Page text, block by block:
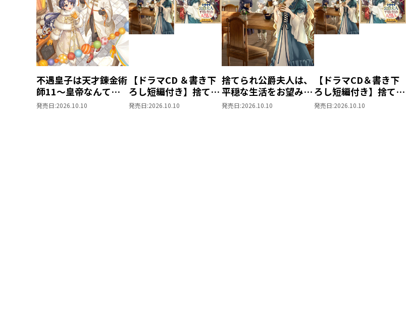
不遇皇子は天才錬金術
師11～皇帝なんて柄
じゃないので弟妹を可
発売日:2026.10.10
【ドラマCD ＆書き下
ろし短編付き】捨てら
れ公爵夫人は、平穏な
発売日:2026.10.10
捨てられ公爵夫人は、
平穏な生活をお望みの
ようです5
発売日:2026.10.10
【ドラマCD＆書き下
ろし短編付き】捨てら
れ公爵夫人は、平穏な
発売日:2026.10.10